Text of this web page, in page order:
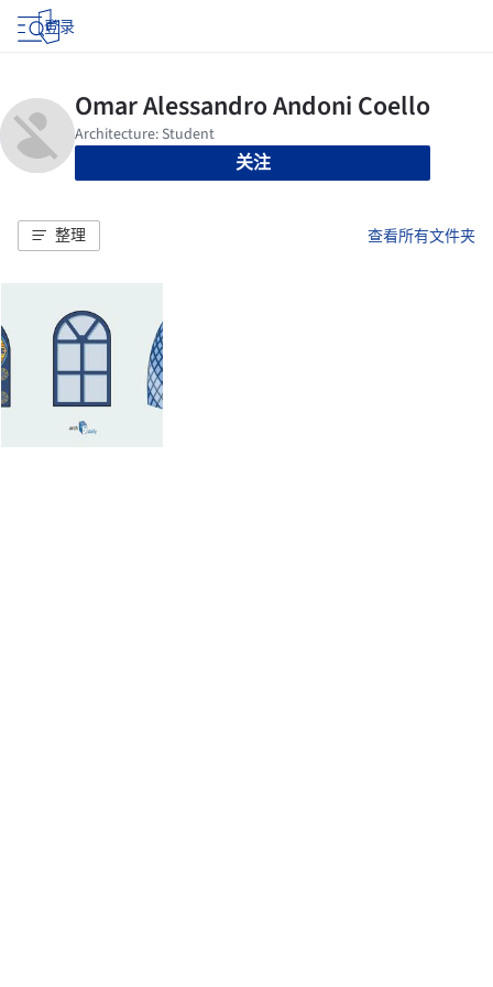
登录
关注
整理 查看所有文件夹